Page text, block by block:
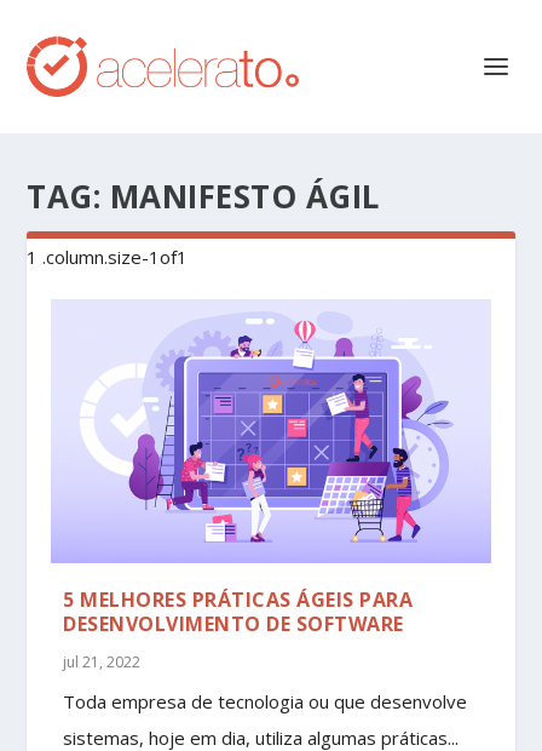
TAG: MANIFESTO ÁGIL
5 MELHORES PRÁTICAS ÁGEIS PARA
DESENVOLVIMENTO DE SOFTWARE
jul 21, 2022
Toda empresa de tecnologia ou que desenvolve
sistemas, hoje em dia, utiliza algumas práticas...